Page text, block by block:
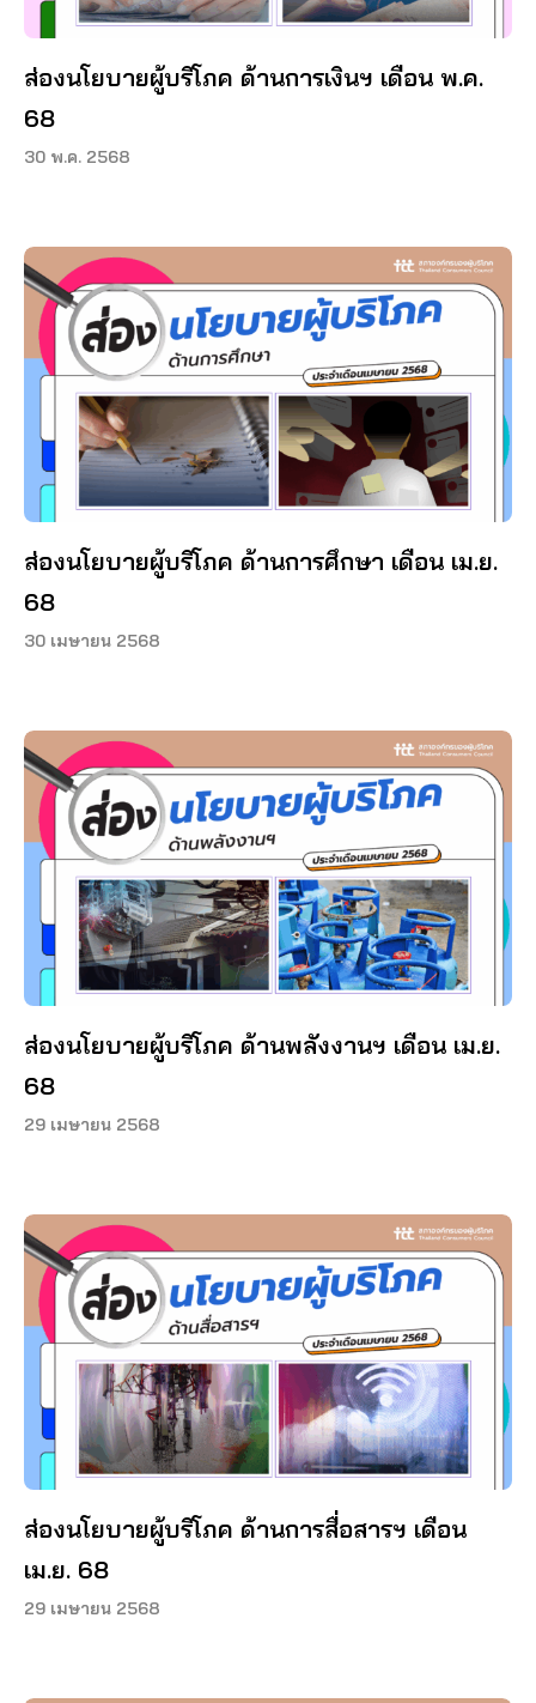
ส่องนโยบายผู้บริโภค ด้านการเงินฯ เดือน พ.ค.
68
30 พ.ค. 2568
ส่องนโยบายผู้บริโภค ด้านการศึกษา เดือน เม.ย.
68
30 เมษายน 2568
ส่องนโยบายผู้บริโภค ด้านพลังงานฯ เดือน เม.ย.
68
29 เมษายน 2568
ส่องนโยบายผู้บริโภค ด้านการสื่อสารฯ เดือน
เม.ย. 68
29 เมษายน 2568